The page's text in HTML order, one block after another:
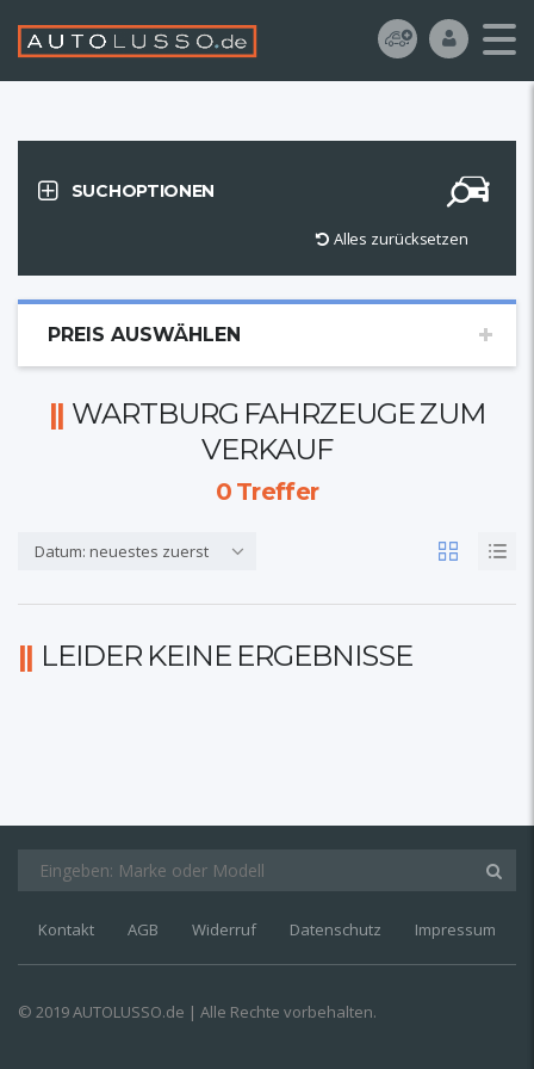
SUCHOPTIONEN
Alles zurücksetzen
PREIS AUSWÄHLEN
WARTBURG FAHRZEUGE ZUM
VERKAUF
0Treffer
Datum: neuestes zuerst
LEIDER KEINE ERGEBNISSE
Kontakt AGB Widerruf Datenschutz Impressum
© 2019 AUTOLUSSO.de | Alle Rechte vorbehalten.